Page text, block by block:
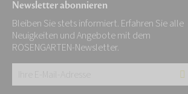
Newsletter abonnieren
Bleiben Sie stets informiert. Erfahren Sie alle
Neuigkeiten und Angebote mit dem
ROSENGARTEN-Newsletter.